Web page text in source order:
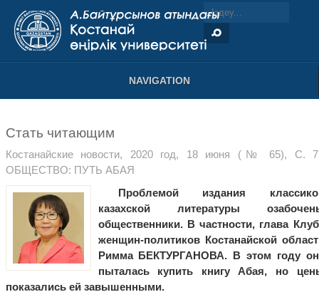
NAVIGATION
Стать читающим
Костанайские новости, 2020 год, 18 июня (№ 65), С.
ОБЩЕСТВО: ПУТЬ АБАЯ
Проблемой издания
казахской литературы
общественники. В частности, глава
женщин-политиков Костанайской
Римма БЕКТУРГАНОВА. В этом году
пыталась купить книгу Абая, но
показались ей завышенными.